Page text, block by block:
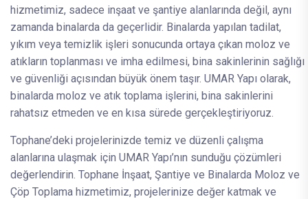
hizmetimiz, sadece inşaat ve şantiye alanlarında değil, aynı
zamanda binalarda da geçerlidir. Binalarda yapılan tadilat,
yıkım veya temizlik işleri sonucunda ortaya çıkan moloz ve
atıkların toplanması ve imha edilmesi, bina sakinlerinin sağlığı
ve güvenliği açısından büyük önem taşır. UMAR Yapı olarak,
binalarda moloz ve atık toplama işlerini, bina sakinlerini
rahatsız etmeden ve en kısa sürede gerçekleştiriyoruz.
Tophane’deki projelerinizde temiz ve düzenli çalışma
alanlarına ulaşmak için UMAR Yapı’nın sunduğu çözümleri
değerlendirin. Tophane İnşaat, Şantiye ve Binalarda Moloz ve
Çöp Toplama hizmetimiz, projelerinize değer katmak ve